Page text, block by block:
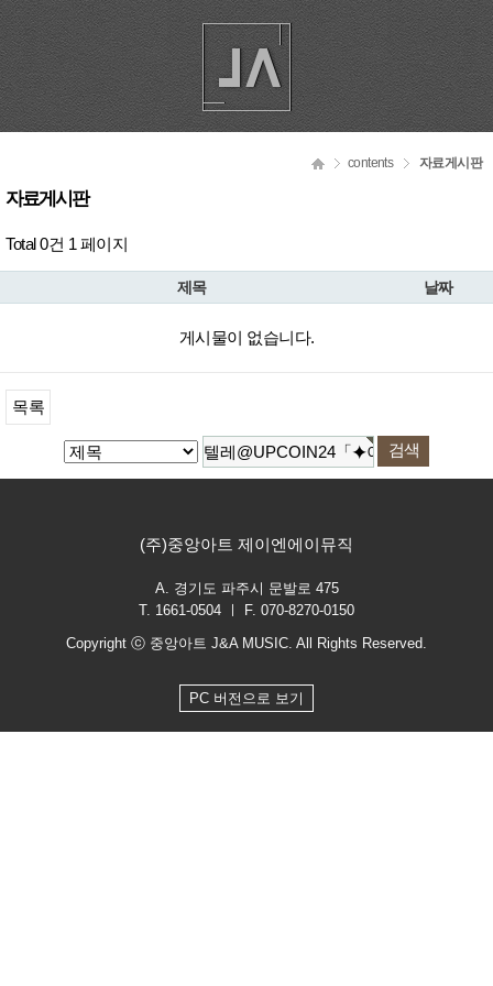
contents 자료게시판
자료게시판
Total 0건 1 페이지
제목 날짜
게시물이 없습니다.
목록
(주)중앙아트 제이엔에이뮤직
A. 경기도 파주시 문발로 475
T. 1661-0504 ㅣ F. 070-8270-0150
Copyright ⓒ 중앙아트 J&A MUSIC. All Rights Reserved.
PC 버전으로 보기